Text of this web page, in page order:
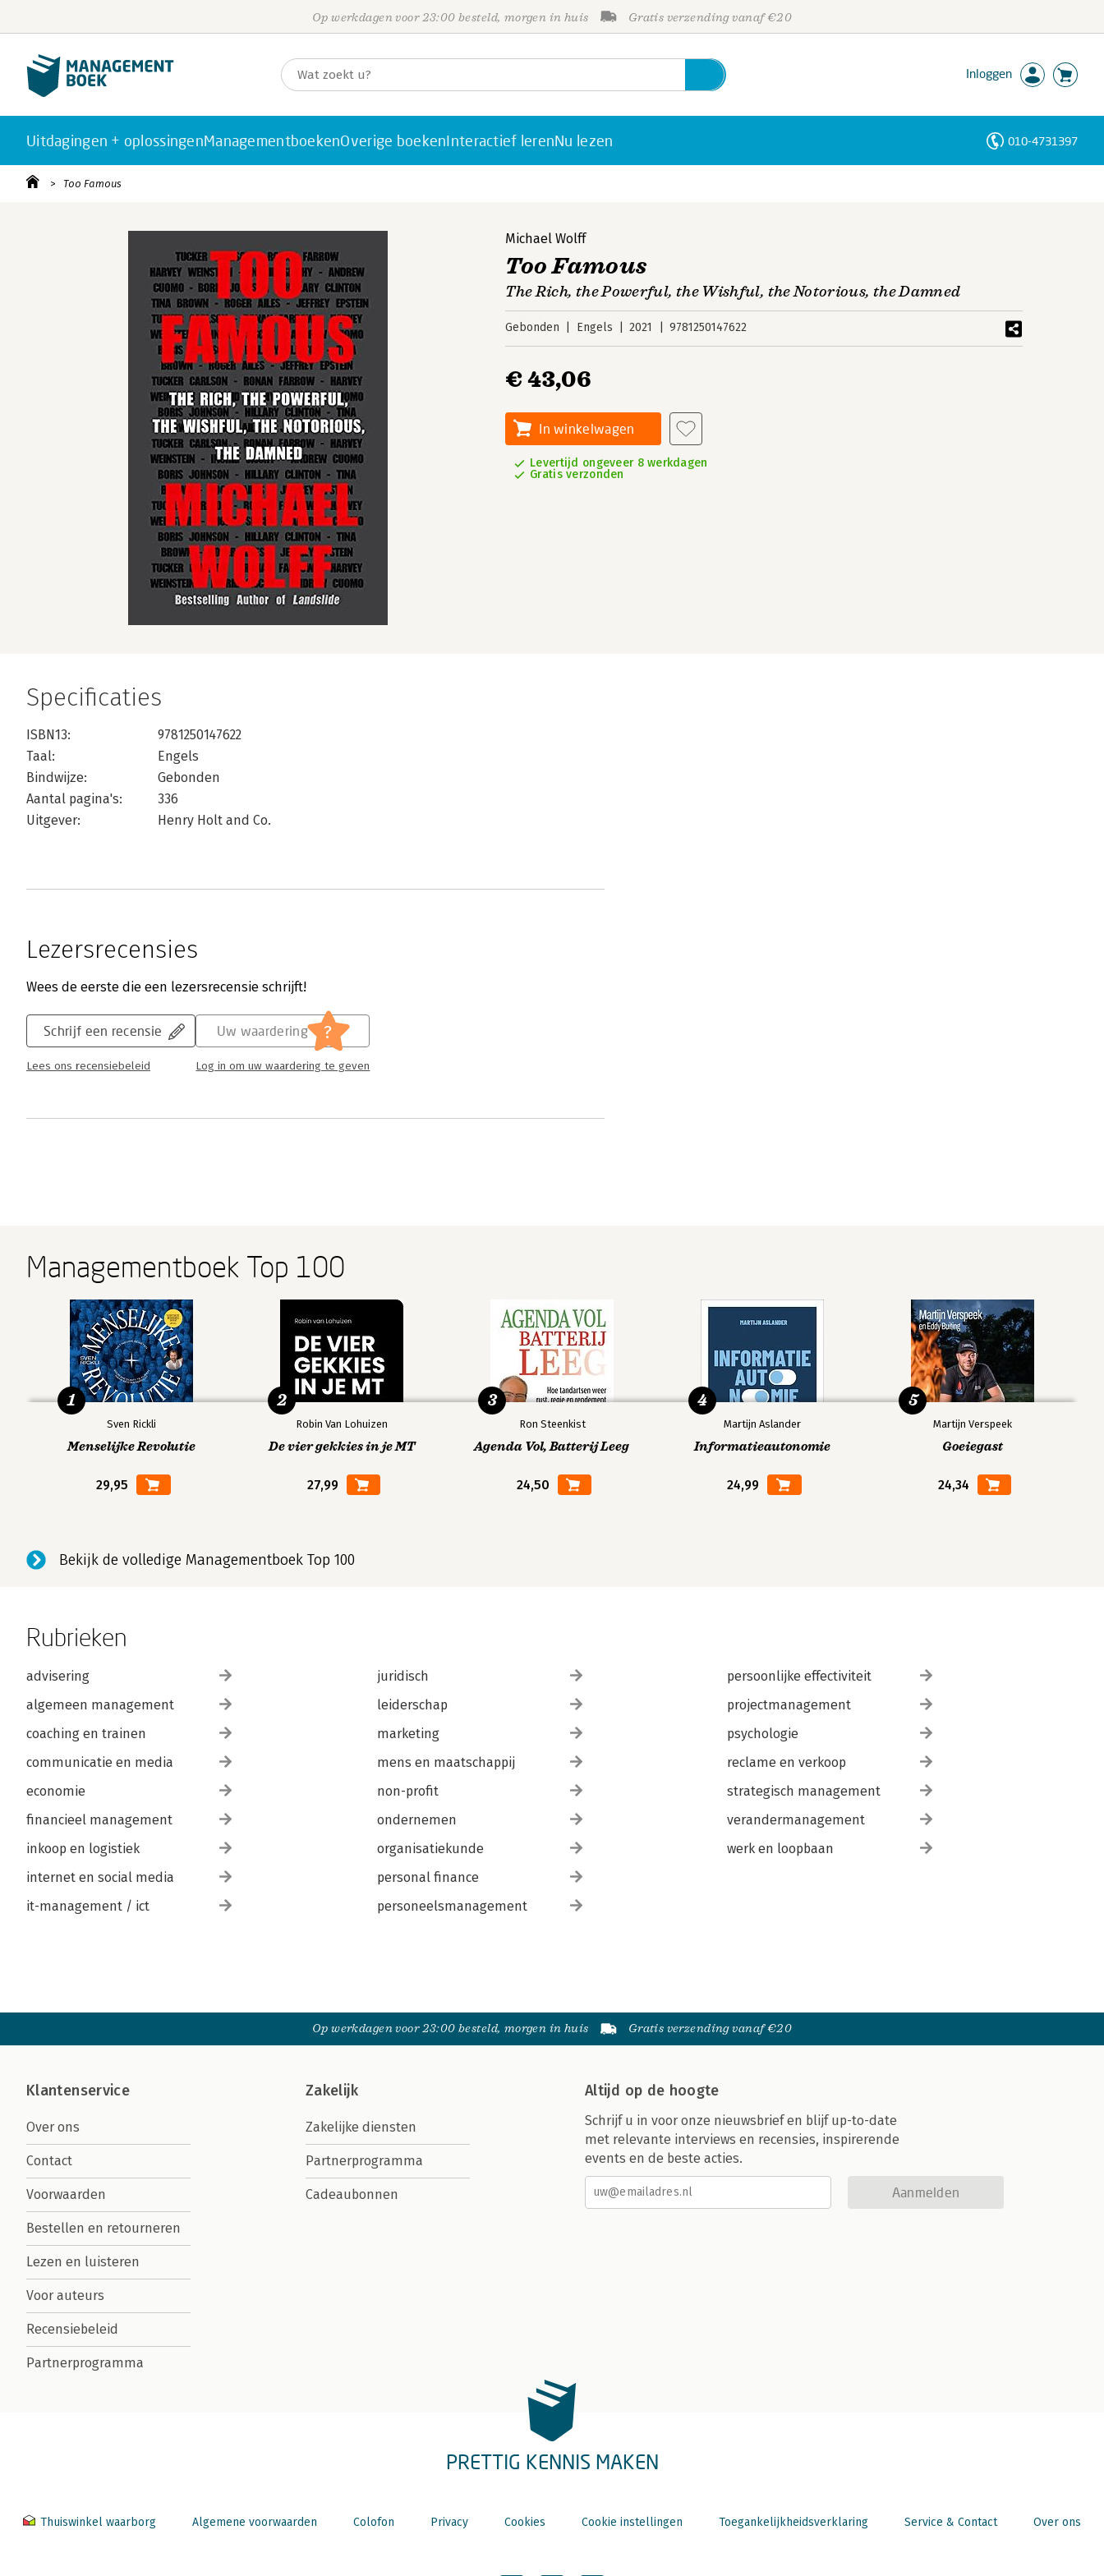
Op werkdagen voor 23:00 besteld, morgen in huis Gratis verzending vanaf €20
Inloggen
Uitdagingen + oplossingenManagementboekenOverige boekenInteractief lerenNu lezen 010-4731397
Too Famous
Michael Wolff
Too Famous
The Rich, the Powerful, the Wishful, the Notorious, the Damned
Gebonden Engels 2021 9781250147622
€ 43,06
In winkelwagen
Levertijd ongeveer 8 werkdagen
Gratis verzonden
Specificaties
ISBN13:
9781250147622
Taal:
Engels
Bindwijze:
Gebonden
Aantal pagina's:
336
Uitgever:
Henry Holt and Co.
Lezersrecensies
Wees de eerste die een lezersrecensie schrijft!
Schrijf een recensie
Lees ons recensiebeleid
Uw waardering ?
Log in om uw waardering te geven
Managementboek Top 100
Sven Rickli
Menselijke Revolutie
29,95
1
Robin Van Lohuizen
De vier gekkies in je MT
27,99
2
Ron Steenkist
Agenda Vol, Batterij Leeg
24,50
3
Martijn Aslander
Informatieautonomie
24,99
4
Martijn Verspeek
Goeiegast
24,34
5
Bekijk de volledige Managementboek Top 100
Rubrieken
advisering
algemeen management
coaching en trainen
communicatie en media
economie
financieel management
inkoop en logistiek
internet en social media
it-management / ict
juridisch
leiderschap
marketing
mens en maatschappij
non-profit
ondernemen
organisatiekunde
personal finance
personeelsmanagement
persoonlijke effectiviteit
projectmanagement
psychologie
reclame en verkoop
strategisch management
verandermanagement
werk en loopbaan
Op werkdagen voor 23:00 besteld, morgen in huis Gratis verzending vanaf €20
Klantenservice
Over ons
Contact
Voorwaarden
Bestellen en retourneren
Lezen en luisteren
Voor auteurs
Recensiebeleid
Partnerprogramma
Zakelijk
Zakelijke diensten
Partnerprogramma
Cadeaubonnen
Altijd op de hoogte
Schrijf u in voor onze nieuwsbrief en blijf up-to-date
met relevante interviews en recensies, inspirerende
events en de beste acties.
Aanmelden
PRETTIG KENNIS MAKEN
Thuiswinkel waarborg Algemene voorwaarden Colofon Privacy Cookies Cookie instellingen Toegankelijkheidsverklaring Service & Contact Over ons
Personen